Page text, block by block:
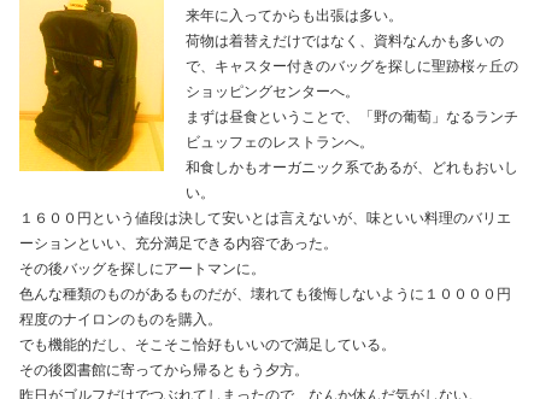
来年に入ってからも出張は多い。
荷物は着替えだけではなく、資料なんかも多いの
で、キャスター付きのバッグを探しに聖跡桜ヶ丘の
ショッピングセンターへ。
まずは昼食ということで、「野の葡萄」なるランチ
ビュッフェのレストランへ。
和食しかもオーガニック系であるが、どれもおいし
い。
１６００円という値段は決して安いとは言えないが、味といい料理のバリエ
ーションといい、充分満足できる内容であった。
その後バッグを探しにアートマンに。
色んな種類のものがあるものだが、壊れても後悔しないように１００００円
程度のナイロンのものを購入。
でも機能的だし、そこそこ恰好もいいので満足している。
その後図書館に寄ってから帰るともう夕方。
昨日がゴルフだけでつぶれてしまったので、なんか休んだ気がしない。